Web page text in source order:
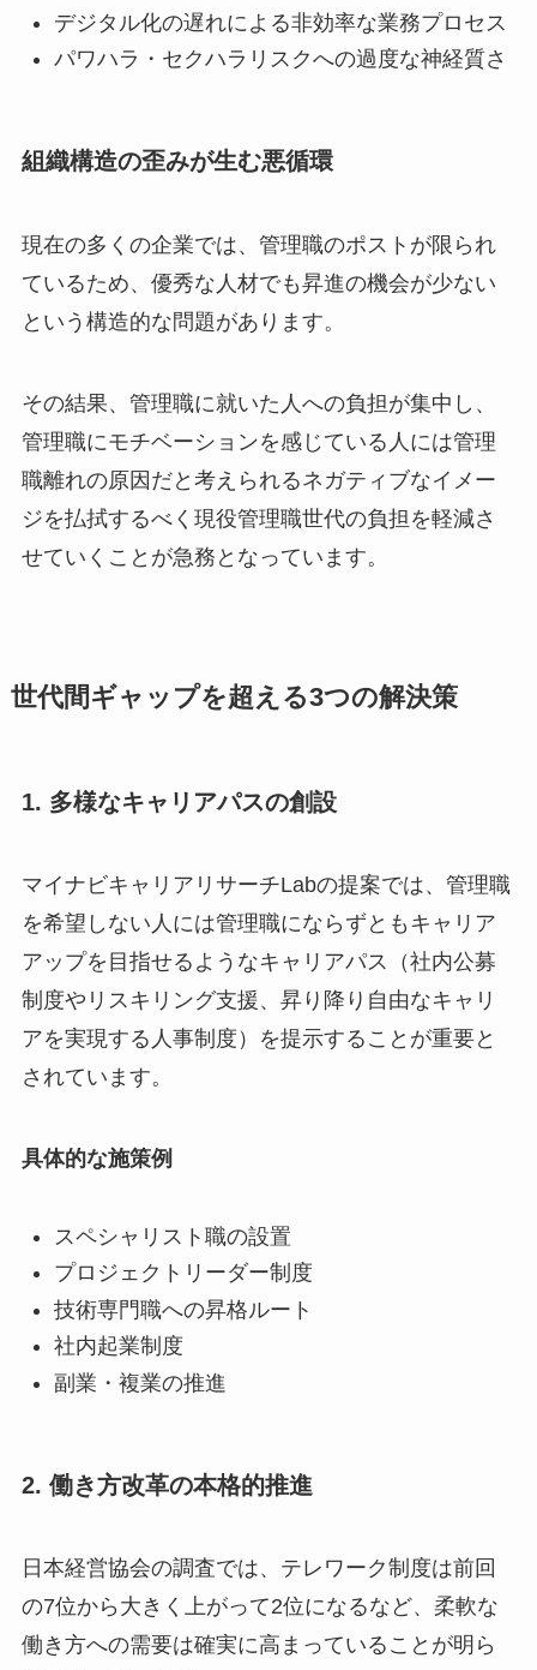
デジタル化の遅れによる非効率な業務プロセス
パワハラ・セクハラリスクへの過度な神経質さ
組織構造の歪みが生む悪循環
現在の多くの企業では、管理職のポストが限られ
ているため、優秀な人材でも昇進の機会が少ない
という構造的な問題があります。
その結果、管理職に就いた人への負担が集中し、
管理職にモチベーションを感じている人には管理
職離れの原因だと考えられるネガティブなイメー
ジを払拭するべく現役管理職世代の負担を軽減さ
せていくことが急務となっています。
世代間ギャップを超える3つの解決策
1. 多様なキャリアパスの創設
マイナビキャリアリサーチLabの提案では、管理職
を希望しない人には管理職にならずともキャリア
アップを目指せるようなキャリアパス（社内公募
制度やリスキリング支援、昇り降り自由なキャリ
アを実現する人事制度）を提示することが重要と
されています。
具体的な施策例
スペシャリスト職の設置
プロジェクトリーダー制度
技術専門職への昇格ルート
社内起業制度
副業・複業の推進
2. 働き方改革の本格的推進
日本経営協会の調査では、テレワーク制度は前回
の7位から大きく上がって2位になるなど、柔軟な
働き方への需要は確実に高まっていることが明ら